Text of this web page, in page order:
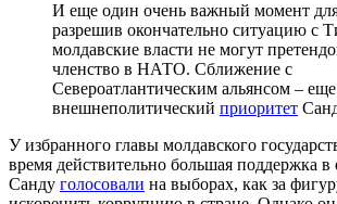
И еще один очень важный момент
разрешив окончательно ситуацию с
молдавские власти не могут
членство в НАТО. Сближение с
Североатлантическим альянсом –
внешнеполитический приоритет
У избранного главы молдавского
время действительно большая поддержка в
Санду голосовали на выборах, как за